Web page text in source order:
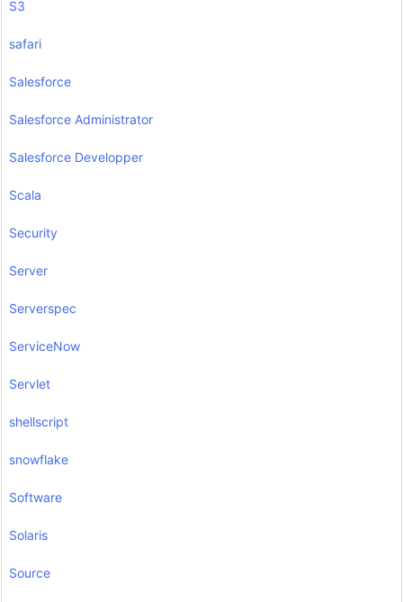
S3
safari
Salesforce
Salesforce Administrator
Salesforce Developper
Scala
Security
Server
Serverspec
ServiceNow
Servlet
shellscript
snowflake
Software
Solaris
Source